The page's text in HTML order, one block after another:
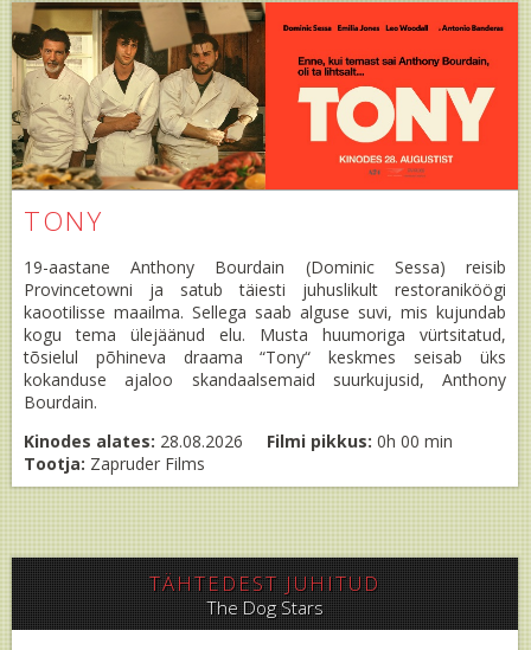
TONY
19-aastane Anthony Bourdain (Dominic Sessa) reisib
Provincetowni ja satub täiesti juhuslikult restoraniköögi
kaootilisse maailma. Sellega saab alguse suvi, mis kujundab
kogu tema ülejäänud elu. Musta huumoriga vürtsitatud,
tõsielul põhineva draama “Tony“ keskmes seisab üks
kokanduse ajaloo skandaalsemaid suurkujusid, Anthony
Bourdain.
Kinodes alates: 28.08.2026 Filmi pikkus: 0h 00 min
Tootja: Zapruder Films
TÄHTEDEST JUHITUD
The Dog Stars